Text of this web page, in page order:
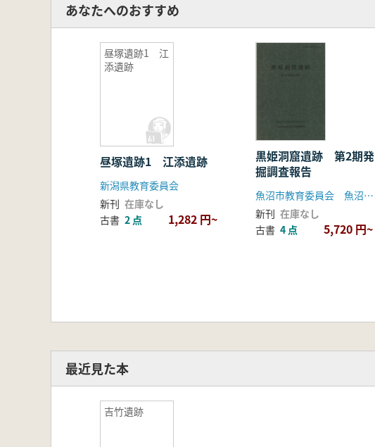
あなたへのおすすめ
昼塚遺跡1 江
添遺跡
昼塚遺跡1 江添遺跡
新潟県教育委員会
新刊 在庫なし
古書 2 点 1,282 円~
黒姫洞窟遺跡 第2期発
掘調査報告
魚沼市教育委員会 魚沼地域洞窟遺跡発掘調査団
新刊 在庫なし
古書 4 点 5,720 円~
最近見た本
吉竹遺跡